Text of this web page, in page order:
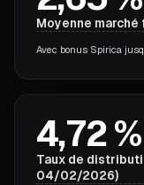
Moyenne
Avec bonus Spirica
4,72 %
Taux de
04/02/2026)